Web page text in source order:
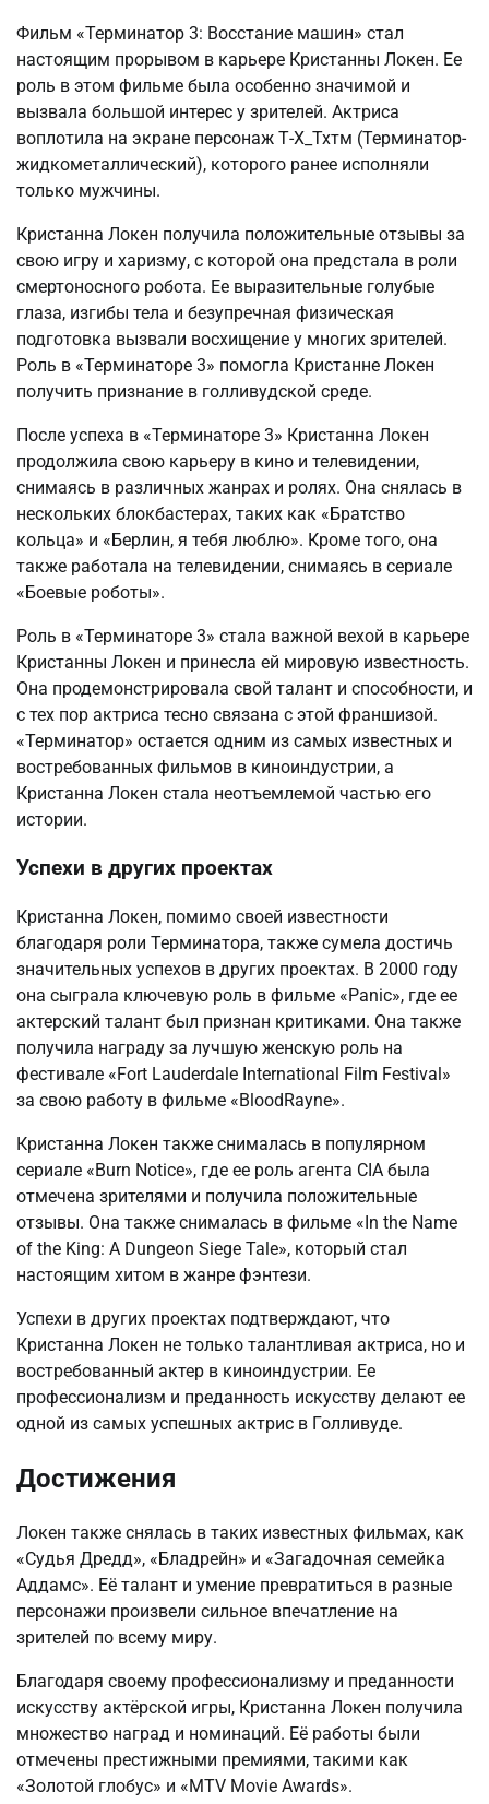
Фильм «Терминатор 3: Восстание машин» стал
настоящим прорывом в карьере Кристанны Локен. Ее
роль в этом фильме была особенно значимой и
вызвала большой интерес у зрителей. Актриса
воплотила на экране персонаж Т-Х_Тхтм (Терминатор-
жидкометаллический), которого ранее исполняли
только мужчины.
Кристанна Локен получила положительные отзывы за
свою игру и харизму, с которой она предстала в роли
смертоносного робота. Ее выразительные голубые
глаза, изгибы тела и безупречная физическая
подготовка вызвали восхищение у многих зрителей.
Роль в «Терминаторе 3» помогла Кристанне Локен
получить признание в голливудской среде.
После успеха в «Терминаторе 3» Кристанна Локен
продолжила свою карьеру в кино и телевидении,
снимаясь в различных жанрах и ролях. Она снялась в
нескольких блокбастерах, таких как «Братство
кольца» и «Берлин, я тебя люблю». Кроме того, она
также работала на телевидении, снимаясь в сериале
«Боевые роботы».
Роль в «Терминаторе 3» стала важной вехой в карьере
Кристанны Локен и принесла ей мировую известность.
Она продемонстрировала свой талант и способности, и
с тех пор актриса тесно связана с этой франшизой.
«Терминатор» остается одним из самых известных и
востребованных фильмов в киноиндустрии, а
Кристанна Локен стала неотъемлемой частью его
истории.
Успехи в других проектах
Кристанна Локен, помимо своей известности
благодаря роли Терминатора, также сумела достичь
значительных успехов в других проектах. В 2000 году
она сыграла ключевую роль в фильме «Panic», где ее
актерский талант был признан критиками. Она также
получила награду за лучшую женскую роль на
фестивале «Fort Lauderdale International Film Festival»
за свою работу в фильме «BloodRayne».
Кристанна Локен также снималась в популярном
сериале «Burn Notice», где ее роль агента CIA была
отмечена зрителями и получила положительные
отзывы. Она также снималась в фильме «In the Name
of the King: A Dungeon Siege Tale», который стал
настоящим хитом в жанре фэнтези.
Успехи в других проектах подтверждают, что
Кристанна Локен не только талантливая актриса, но и
востребованный актер в киноиндустрии. Ее
профессионализм и преданность искусству делают ее
одной из самых успешных актрис в Голливуде.
Достижения
Локен также снялась в таких известных фильмах, как
«Судья Дредд», «Бладрейн» и «Загадочная семейка
Аддамс». Её талант и умение превратиться в разные
персонажи произвели сильное впечатление на
зрителей по всему миру.
Благодаря своему профессионализму и преданности
искусству актёрской игры, Кристанна Локен получила
множество наград и номинаций. Её работы были
отмечены престижными премиями, такими как
«Золотой глобус» и «MTV Movie Awards».